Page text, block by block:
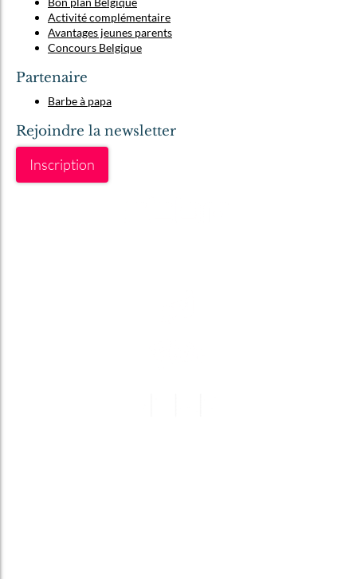
Activité complémentaire
Avantages jeunes parents
Concours Belgique
Partenaire
Barbe à papa
Rejoindre la newsletter
Inscription